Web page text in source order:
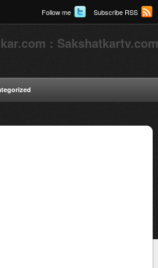
Follow me Subscribe RSS
: Sakshatkartv.com